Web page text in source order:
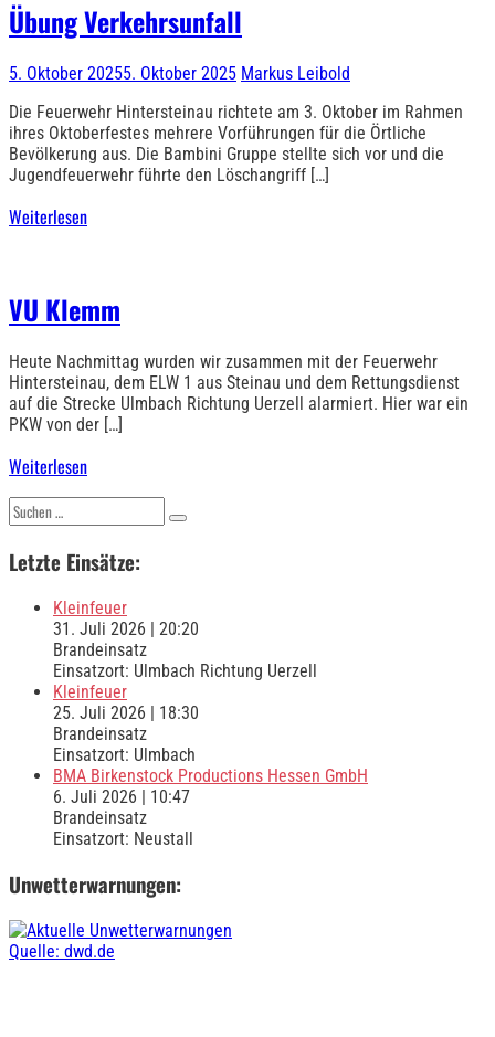
Übung Verkehrsunfall
5. Oktober 20255. Oktober 2025 Markus Leibold
Die Feuerwehr Hintersteinau richtete am 3. Oktober im Rahmen
ihres Oktoberfestes mehrere Vorführungen für die Örtliche
Bevölkerung aus. Die Bambini Gruppe stellte sich vor und die
Jugendfeuerwehr führte den Löschangriff […]
Weiterlesen
VU Klemm
Heute Nachmittag wurden wir zusammen mit der Feuerwehr
Hintersteinau, dem ELW 1 aus Steinau und dem Rettungsdienst
auf die Strecke Ulmbach Richtung Uerzell alarmiert. Hier war ein
PKW von der […]
Weiterlesen
Suchen
nach:
Letzte Einsätze:
Kleinfeuer
31. Juli 2026 | 20:20
Brandeinsatz
Einsatzort: Ulmbach Richtung Uerzell
Kleinfeuer
25. Juli 2026 | 18:30
Brandeinsatz
Einsatzort: Ulmbach
BMA Birkenstock Productions Hessen GmbH
6. Juli 2026 | 10:47
Brandeinsatz
Einsatzort: Neustall
Unwetterwarnungen:
Quelle: dwd.de